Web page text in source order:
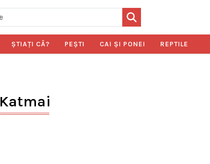
ŞTIAŢI CĂ? PEŞTI CAI ŞI PONEI REPTILE
Katmai